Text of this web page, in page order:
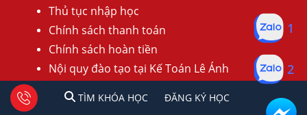
Thủ tục nhập học
Chính sách thanh toán
Chính sách hoàn tiền
Nội quy đào tạo tại Kế Toán Lê Ánh
Hướng dẫn đăng ký lớp học
TÌM KHÓA HỌC ĐĂNG KÍ HỌC
1 2 Tư vấn facebook
TÌM KHÓA HỌC ĐĂNG KÝ HỌC
1
2